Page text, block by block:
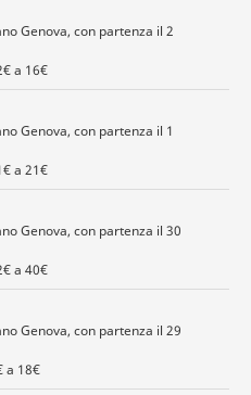
Genova, con partenza il 2
a 16€
Genova, con partenza il 1
a 21€
Genova, con partenza il 30
a 40€
Genova, con partenza il 29
a 18€